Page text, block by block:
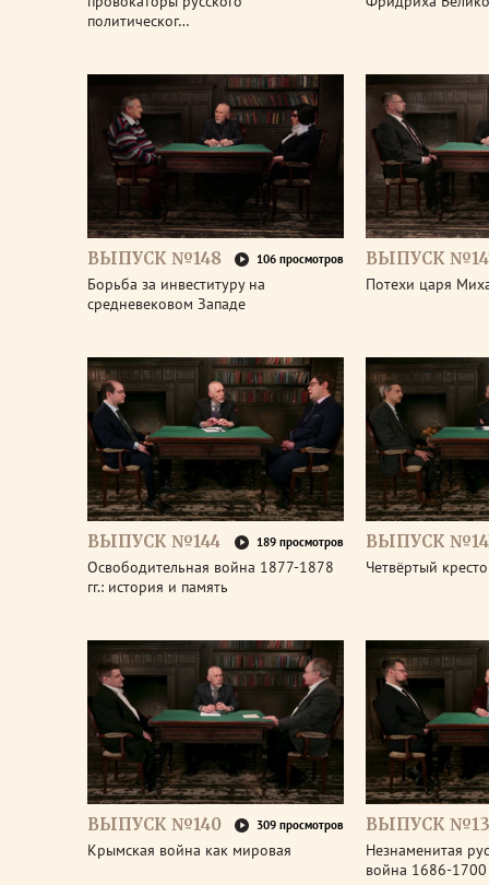
политическог…
ВЫПУСК №148 106 просмотров
Борьба за инвеституру на
средневековом Западе
ВЫПУСК
Потехи царя
ВЫПУСК №144 189 просмотров
Освободительная война 1877-1878
гг.: история и память
ВЫПУСК
Четвёртый
ВЫПУСК №140 309 просмотров
Крымская война как мировая
ВЫПУСК
Незнаменитая
война 1686-1700